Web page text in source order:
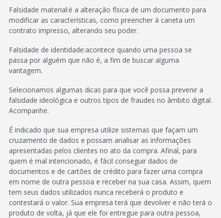
Falsidade material:é a alteração física de um documento para
modificar as características, como preencher à caneta um
contrato impresso, alterando seu poder.
Falsidade de identidade:acontece quando uma pessoa se
passa por alguém que não é, a fim de buscar alguma
vantagem.
Selecionamos algumas dicas para que você possa prevenir a
falsidade ideológica e outros tipos de fraudes no âmbito digital.
Acompanhe.
É indicado que sua empresa utilize sistemas que façam um
cruzamento de dados e possam analisar as informações
apresentadas pelos clientes no ato da compra. Afinal, para
quem é mal intencionado, é fácil conseguir dados de
documentos e de cartões de crédito para fazer uma compra
em nome de outra pessoa e receber na sua casa. Assim, quem
tem seus dados utilizados nunca receberá o produto e
contestará o valor. Sua empresa terá que devolver e não terá o
produto de volta, já que ele foi entregue para outra pessoa,